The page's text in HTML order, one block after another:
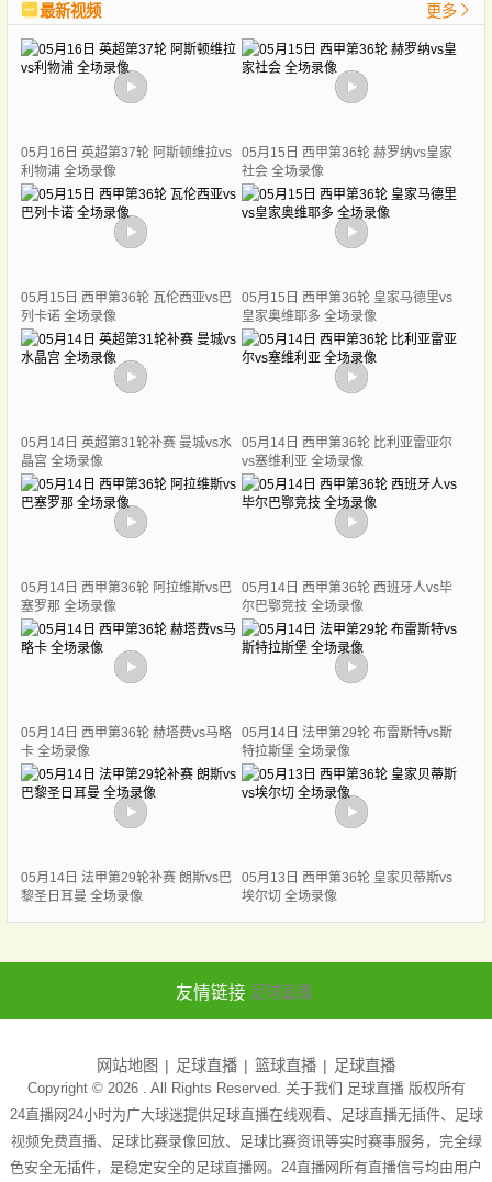
最新视频 更多
05月16日 英超第37轮 阿斯顿维拉vs
利物浦 全场录像
05月15日 西甲第36轮 赫罗纳vs皇家
社会 全场录像
05月15日 西甲第36轮 瓦伦西亚vs巴
列卡诺 全场录像
05月15日 西甲第36轮 皇家马德里vs
皇家奥维耶多 全场录像
05月14日 英超第31轮补赛 曼城vs水
晶宫 全场录像
05月14日 西甲第36轮 比利亚雷亚尔
vs塞维利亚 全场录像
05月14日 西甲第36轮 阿拉维斯vs巴
塞罗那 全场录像
05月14日 西甲第36轮 西班牙人vs毕
尔巴鄂竞技 全场录像
05月14日 西甲第36轮 赫塔费vs马略
卡 全场录像
05月14日 法甲第29轮 布雷斯特vs斯
特拉斯堡 全场录像
05月14日 法甲第29轮补赛 朗斯vs巴
黎圣日耳曼 全场录像
05月13日 西甲第36轮 皇家贝蒂斯vs
埃尔切 全场录像
友情链接 足球直播
网站地图 足球直播 篮球直播 足球直播
Copyright © 2026 . All Rights Reserved. 关于我们 足球直播版权所有
24直播网24小时为广大球迷提供足球直播在线观看、足球直播无插件、足球
视频免费直播、足球比赛录像回放、足球比赛资讯等实时赛事服务，完全绿
色安全无插件，是稳定安全的足球直播网。24直播网所有直播信号均由用户